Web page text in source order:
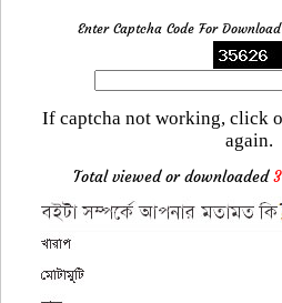
Enter Captcha Code For Download
If captcha not working, click
again.
Total viewed or downloaded